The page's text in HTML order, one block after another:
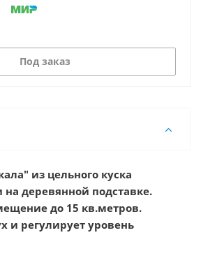
Под заказ
из цельного куска
деревянной подставке.
до 15 кв.метров.
и регулирует уровень